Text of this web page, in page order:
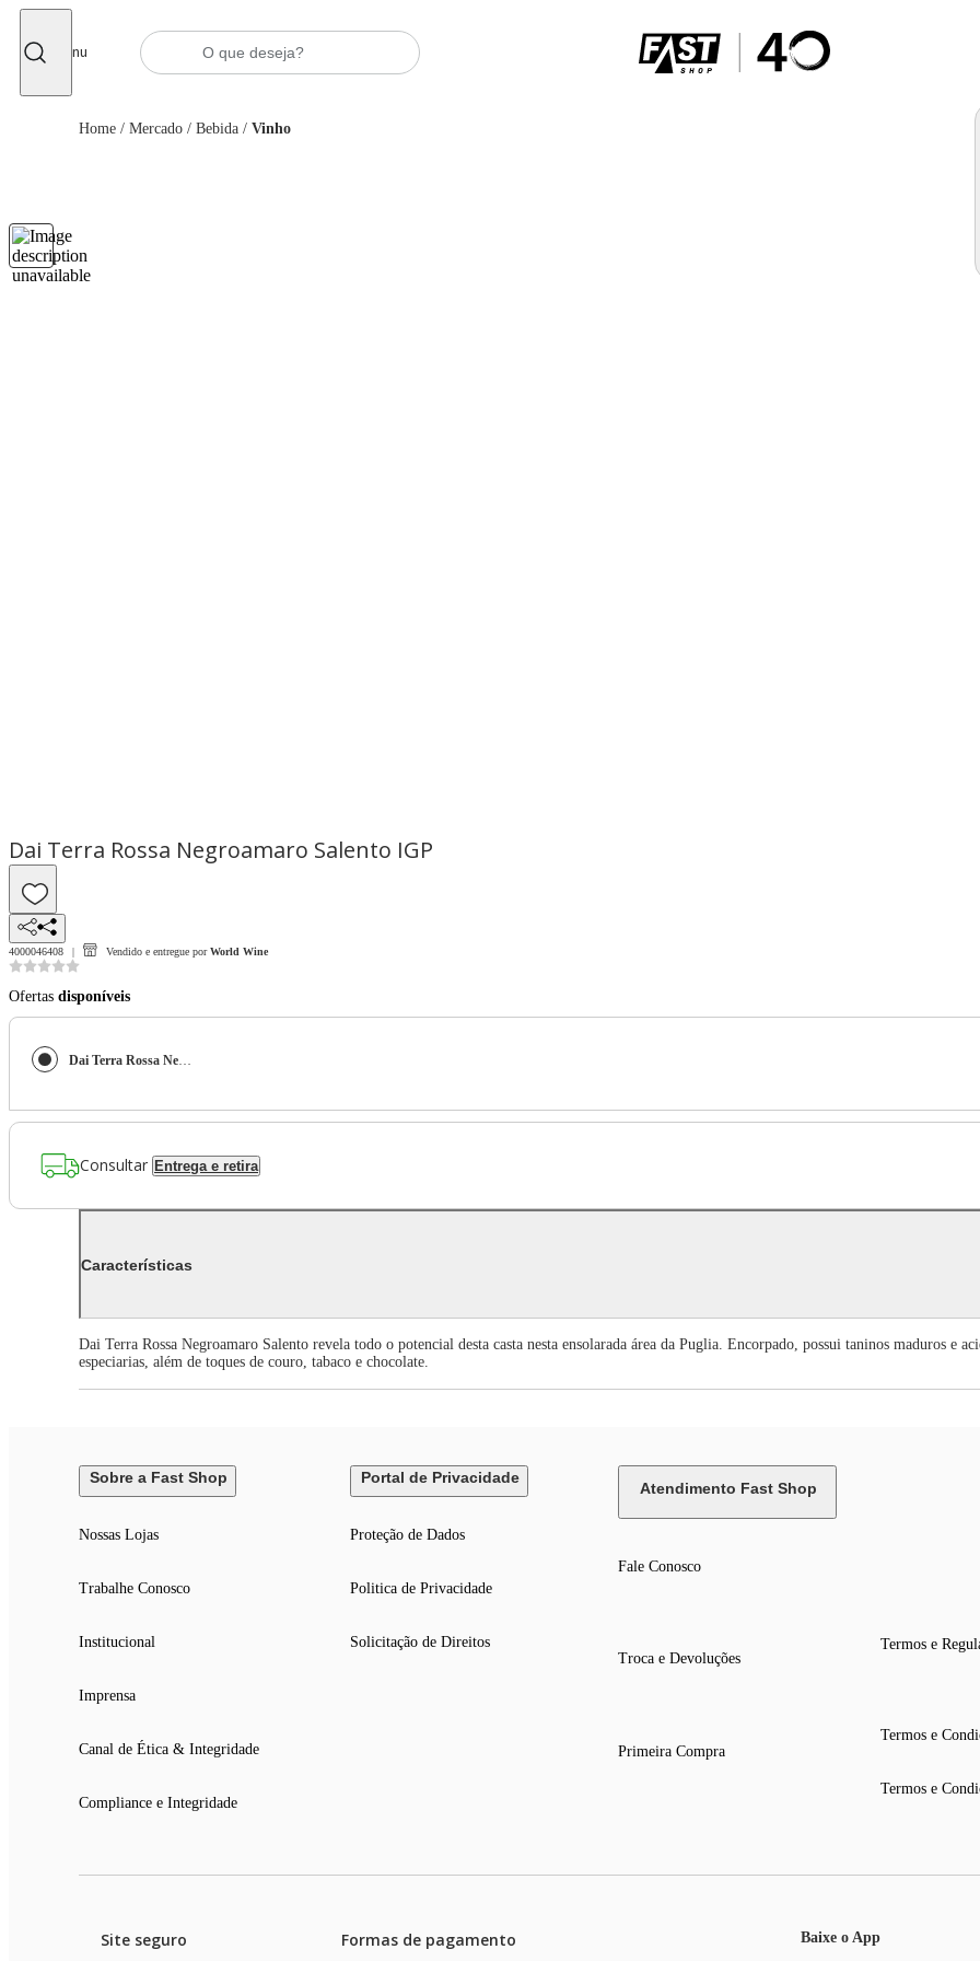
Menu
Home / Mercado / Bebida / Vinho
Dai Terra Rossa Negroamaro Salento IGP
4000046408 Vendido e entregue por World Wine
Ofertas disponíveis
Dai Terra Rossa Negroamaro Salento IGP
Consultar Entrega e retira
Características
Dai Terra Rossa Negroamaro Salento revela todo o potencial desta casta nesta ensolarada área da Puglia. Encorpado, possui taninos maduros e
especiarias, além de toques de couro, tabaco e chocolate.
Sobre a Fast Shop
Nossas Lojas
Trabalhe Conosco
Institucional
Imprensa
Canal de Ética & Integridade
Compliance e Integridade
Portal de Privacidade
Proteção de Dados
Politica de Privacidade
Solicitação de Direitos
Atendimento Fast Shop
Fale Conosco
Troca e Devoluções
Primeira Compra
Termos e
Termos e
Termos e
Site seguro Formas de pagamento Baixe o App